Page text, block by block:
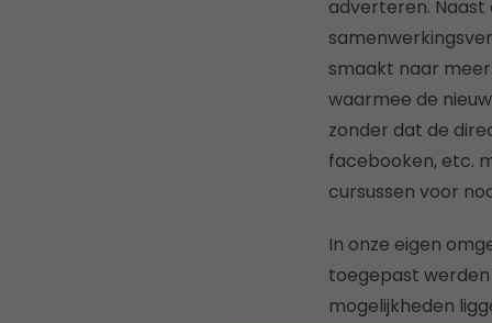
adverteren.
smaakt naar
waarmee de
zonder dat de
facebooken, etc.
cursussen voor
In onze eigen
toegepast
mogelijkheden